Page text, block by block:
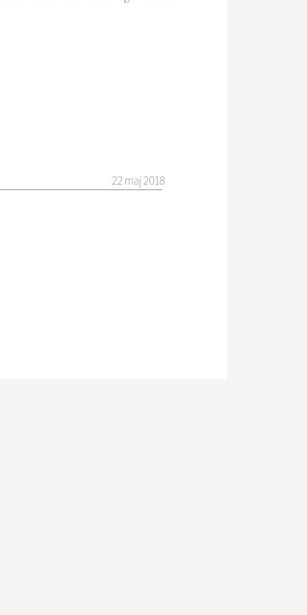
22 maj 2018